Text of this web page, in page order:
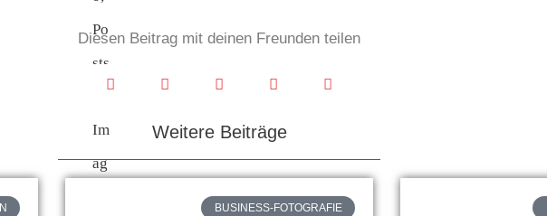
Diesen Beitrag mit deinen Freunden teilen
Weitere Beiträge
BUSINESS-FOTOGRAFIE